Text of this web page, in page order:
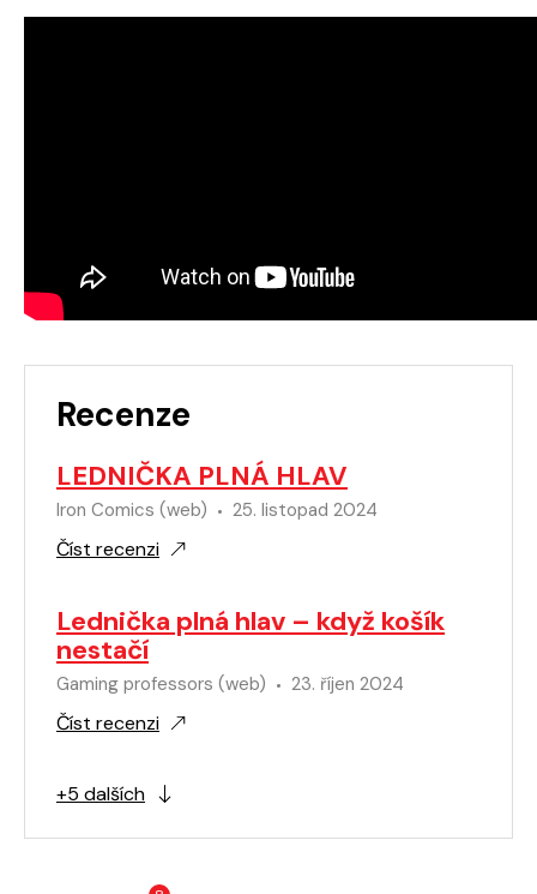
Recenze
LEDNIČKA PLNÁ HLAV
Iron Comics (web) 25. listopad 2024
Číst recenzi
Lednička plná hlav – když košík
nestačí
Gaming professors (web) 23. říjen 2024
Číst recenzi
+5 dalších